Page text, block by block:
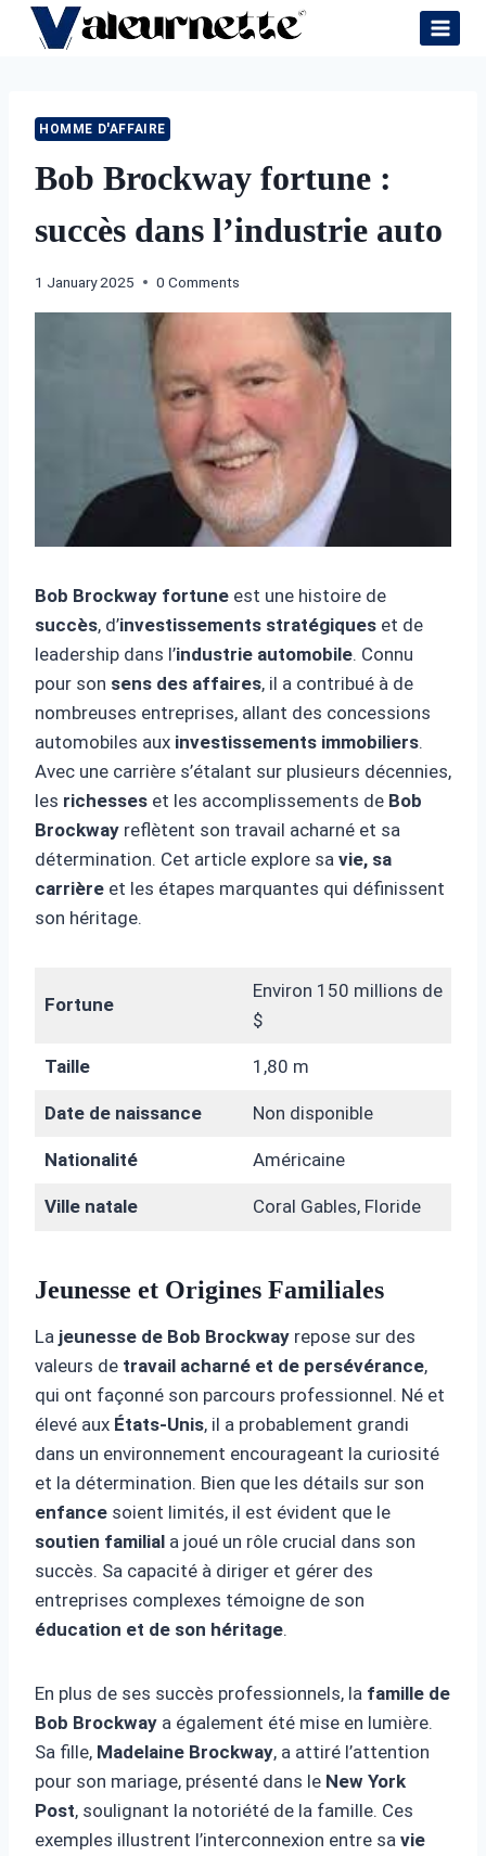
Skip
HOMME D'AFFAIRE
Bob Brockway fortune :
succès dans l’industrie auto
1 January 2025 0 Comments
Bob Brockway fortune est une histoire de
succès, d’investissements stratégiques et de
leadership dans l’industrie automobile. Connu
pour son sens des affaires, il a contribué à de
nombreuses entreprises, allant des concessions
automobiles aux investissements immobiliers.
Avec une carrière s’étalant sur plusieurs décennies,
les richesses et les accomplissements de Bob
Brockway reflètent son travail acharné et sa
détermination. Cet article explore sa vie, sa
carrière et les étapes marquantes qui définissent
son héritage.
Fortune
Environ 150 millions de
$
Taille 1,80 m
Date de naissance Non disponible
Nationalité Américaine
Ville natale Coral Gables, Floride
Jeunesse et Origines Familiales
La jeunesse de Bob Brockway repose sur des
valeurs de travail acharné et de persévérance,
qui ont façonné son parcours professionnel. Né et
élevé aux États-Unis, il a probablement grandi
dans un environnement encourageant la curiosité
et la détermination. Bien que les détails sur son
enfance soient limités, il est évident que le
soutien familial a joué un rôle crucial dans son
succès. Sa capacité à diriger et gérer des
entreprises complexes témoigne de son
éducation et de son héritage.
En plus de ses succès professionnels, la famille de
Bob Brockway a également été mise en lumière.
Sa fille, Madelaine Brockway, a attiré l’attention
pour son mariage, présenté dans le New York
Post, soulignant la notoriété de la famille. Ces
exemples illustrent l’interconnexion entre sa vie